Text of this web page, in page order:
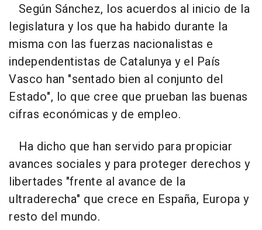
Según Sánchez, los acuerdos al inicio de la
legislatura y los que ha habido durante la
misma con las fuerzas nacionalistas e
independentistas de Catalunya y el País
Vasco han "sentado bien al conjunto del
Estado", lo que cree que prueban las buenas
cifras económicas y de empleo.
Ha dicho que han servido para propiciar
avances sociales y para proteger derechos y
libertades "frente al avance de la
ultraderecha" que crece en España, Europa y
resto del mundo.